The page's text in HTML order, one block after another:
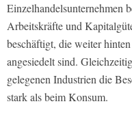
Einzelhandelsunternehmen
Arbeitskräfte und
beschäftigt, die weiter
angesiedelt sind.
gelegenen Industrien die
stark als beim Konsum.